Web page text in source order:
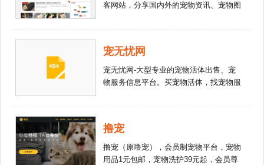
客网站，分享国内外的宠物资讯、宠物图
物美容；宠物用品；宠物繁育等。
宠无忧网
宠无忧网-大型专业的宠物活体出售、宠
物服务信息平台。买宠物活体，找宠物服
撸宠
撸宠（原噜宠），会员制宠物平台，宠物
用品1元包邮，宠物洗护39元起，会员尊